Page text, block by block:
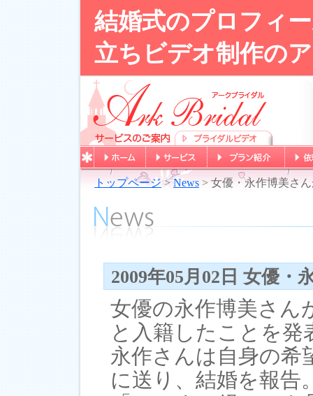
結婚式のプロフィ
立ちビデオ制作の
トップページ>News > 女優・永作博美さ
2009年05月02日 女優・
女優の永作博美さん
と入籍したことを発
永作さんは自身の希
に送り、結婚を報告